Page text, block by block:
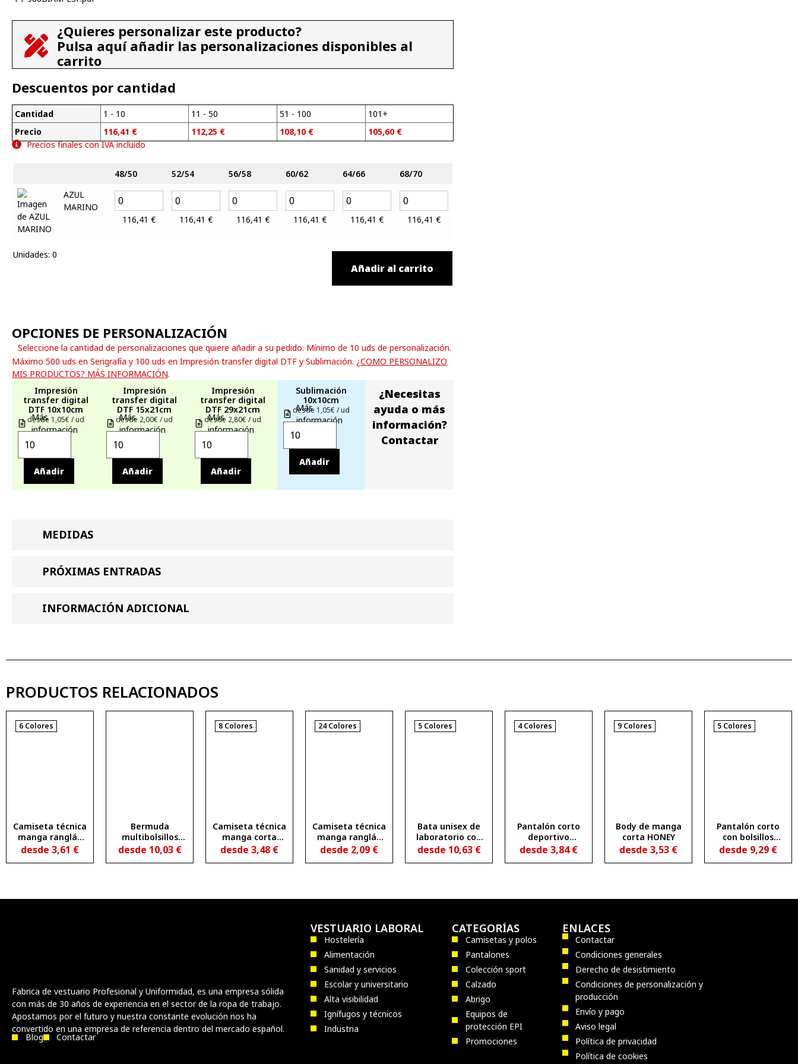
¿Quieres personalizar este producto?
Pulsa aquí añadir las personalizaciones disponibles al
carrito
Descuentos por cantidad
Cantidad
Precio
1 - 10
116,41 €
11 - 50
112,25 €
51 - 100
108,10 €
101+
105,60 €
Precios finales con IVA incluido
48/50 52/54 56/58 60/62 64/66
68/70
AZUL
MARINO
116,41 € 116,41 € 116,41 € 116,41 € 116,41 € 116,41 €
Unidades: 0
Añadir al carrito
OPCIONES DE PERSONALIZACIÓN
Seleccione la cantidad de personalizaciones que quiere añadir a su pedido. Mínimo de 10 uds de personalización.
Máximo 500 uds en Serigrafía y 100 uds en Impresión transfer digital DTF y Sublimación. ¿COMO PERSONALIZO
MIS PRODUCTOS? MÁS INFORMACIÓN.
Impresión
transfer digital
DTF 10x10cm
desde 1,05€ / ud
Más
información
Añadir
Impresión
transfer digital
DTF 15x21cm
desde 2,00€ / ud
Más
información
Añadir
Impresión
transfer digital
DTF 29x21cm
desde 2,80€ / ud
Más
información
Añadir
Sublimación
10x10cm
desde 1,05€ / ud
Más
información
Añadir
¿Necesitas
ayuda o más
información?
Contactar
MEDIDAS
PRÓXIMAS ENTRADAS
INFORMACIÓN ADICIONAL
PRODUCTOS RELACIONADOS
6 Colores
Camiseta técnica
manga ranglán
transpirable
MONTECARLO L/S
desde 3,61 €
Bermuda
multibolsillos
AMAZONAS
desde 10,03 €
8 Colores
Camiseta técnica
manga corta
entallada
transpirable
desde 3,48 €
24 Colores
Camiseta técnica
manga ranglán
entallada
transpirable
desde 2,09 €
5 Colores
Bata unisex de
laboratorio con
solapa VACCINE
desde 10,63 €
4 Colores
Pantalón corto
deportivo
transpirable
CELTIC
desde 3,84€
9 Colores
Body de manga
corta HONEY
desde 3,53 €
5 Colores
Pantalón corto
con bolsillos
ARMOUR
desde 9,29 €
Fabrica de vestuario Profesional y Uniformidad, es una empresa sólida
con más de 30 años de experiencia en el sector de la ropa de trabajo.
Apostamos por el futuro y nuestra constante evolución nos ha
convertido en una empresa de referencia dentro del mercado español.
Blog Contactar
VESTUARIO LABORAL
Hostelería
Alimentación
Sanidad y servicios
Escolar y universitario
Alta visibilidad
Ignífugos y técnicos
Industria
CATEGORÍAS
Camisetas y polos
Pantalones
Colección sport
Calzado
Abrigo
Equipos de
protección EPI
Promociones
ENLACES
Contactar
Condiciones generales
Derecho de desistimiento
Condiciones de personalización y
producción
Envío y pago
Aviso legal
Política de privacidad
Política de cookies